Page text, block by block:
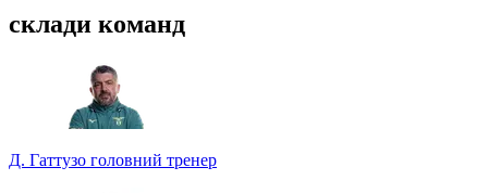
Найпопулярніший рахунок
Сформований за прогнозами учасників турніру прогнозистів.
Долучайтеся до конкурсу та вигравайте класні призи!
склади команд
Д. Гаттузо головний тренер